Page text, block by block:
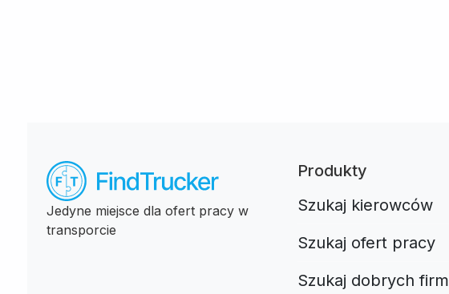
Jedyne miejsce dla ofert pracy w
transporcie
Produkty
Szukaj kierowców
Szukaj ofert pracy
Szukaj dobrych firm